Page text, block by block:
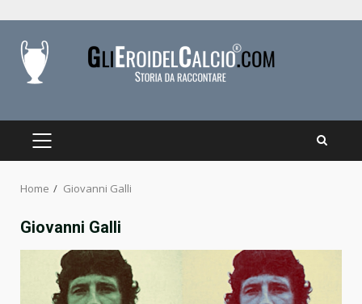
content
PRIMARY
Home Giovanni Galli
Giovanni Galli